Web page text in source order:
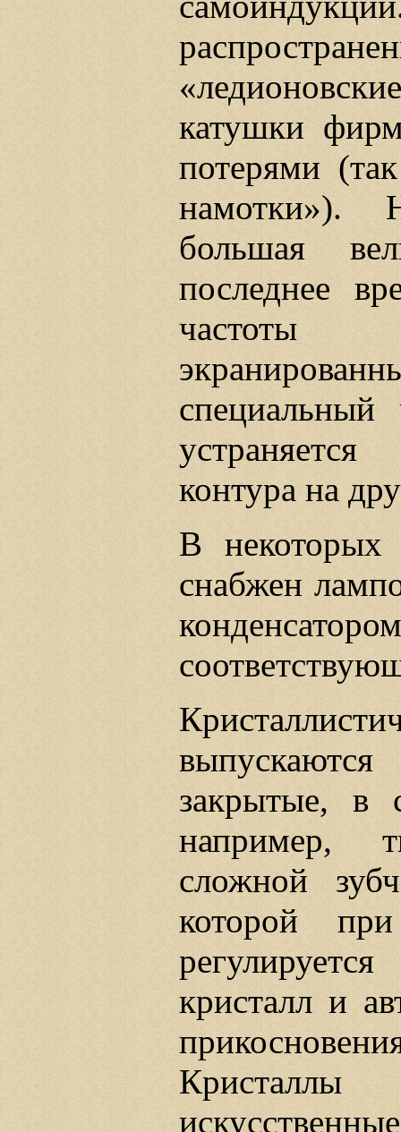
катушки
потерями
намотки»).
большая
последнее
частоты
специальный
контура на
В некоторых
снабжен
закрытые, в
например,
сложной
которой
кристалл и